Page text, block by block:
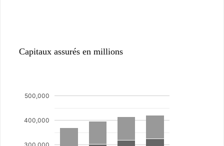
Capitaux assurés en millions
400,000
500,000